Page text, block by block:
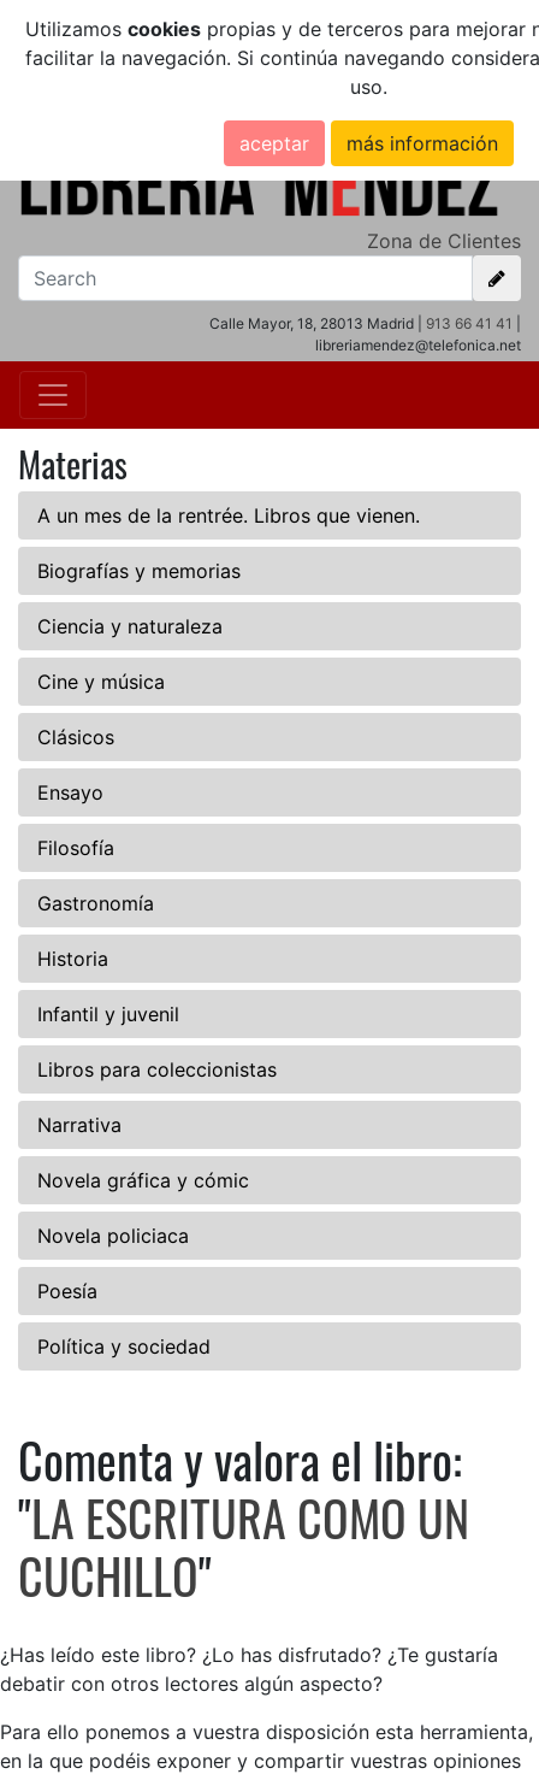
Utilizamos cookiespropias y de terceros para mejorar
facilitar la navegación. Si continúa navegando
uso.
aceptar más información
Zona de Clientes
Calle Mayor, 18, 28013 Madrid | 913 66 41 41
libreriamendez@telefonica.net
Materias
A un mes de la rentrée. Libros que vienen.
Biografías y memorias
Ciencia y naturaleza
Cine y música
Clásicos
Ensayo
Filosofía
Gastronomía
Historia
Infantil y juvenil
Libros para coleccionistas
Narrativa
Novela gráfica y cómic
Novela policiaca
Poesía
Política y sociedad
Comenta y valora el libro: LA
Comenta y valora el libro:
"LA ESCRITURA COMO UN
CUCHILLO"
¿Has leído este libro? ¿Lo has disfrutado? ¿Te gustaría
debatir con otros lectores algún aspecto?
Para ello ponemos a vuestra disposición esta herramienta,
en la que podéis exponer y compartir vuestras opiniones